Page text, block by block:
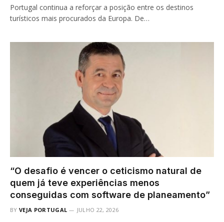
Portugal continua a reforçar a posição entre os destinos
turísticos mais procurados da Europa. De…
“O desafio é vencer o ceticismo natural de
quem já teve experiências menos
conseguidas com software de planeamento”
BY VEJA PORTUGAL JULHO 22, 2026